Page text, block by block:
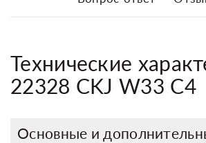
Технические
22328 CKJ W33 C4
Основные и